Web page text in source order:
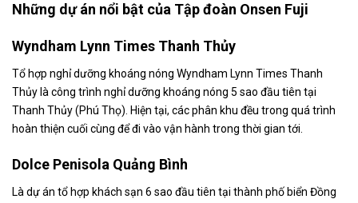
Những dự án nổi bật của Tập đoàn Onsen Fuji
Wyndham Lynn Times Thanh Thủy
Tổ hợp nghỉ dưỡng khoáng nóng Wyndham Lynn Times Thanh
Thủy là công trình nghỉ dưỡng khoáng nóng 5 sao đầu tiên tại
Thanh Thủy (Phú Thọ). Hiện tại, các phân khu đều trong quá trình
hoàn thiện cuối cùng để đi vào vận hành trong thời gian tới.
Dolce Penisola Quảng Bình
Là dự án tổ hợp khách sạn 6 sao đầu tiên tại thành phố biển Đồng